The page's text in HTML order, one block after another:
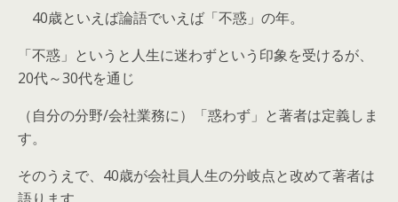
40歳といえば論語でいえば「不惑」の年。
「不惑」というと人生に迷わずという印象を受けるが、
20代～30代を通じ
（自分の分野/会社業務に）「惑わず」と著者は定義しま
す。
そのうえで、40歳が会社員人生の分岐点と改めて著者は